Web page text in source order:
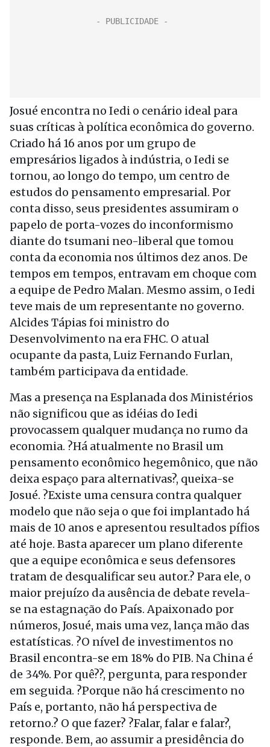
Josué encontra no Iedi o cenário ideal para
suas críticas à política econômica do governo.
Criado há 16 anos por um grupo de
empresários ligados à indústria, o Iedi se
tornou, ao longo do tempo, um centro de
estudos do pensamento empresarial. Por
conta disso, seus presidentes assumiram o
papelo de porta-vozes do inconformismo
diante do tsumani neo-liberal que tomou
conta da economia nos últimos dez anos. De
tempos em tempos, entravam em choque com
a equipe de Pedro Malan. Mesmo assim, o Iedi
teve mais de um representante no governo.
Alcides Tápias foi ministro do
Desenvolvimento na era FHC. O atual
ocupante da pasta, Luiz Fernando Furlan,
também participava da entidade.
Mas a presença na Esplanada dos Ministérios
não significou que as idéias do Iedi
provocassem qualquer mudança no rumo da
economia. ?Há atualmente no Brasil um
pensamento econômico hegemônico, que não
deixa espaço para alternativas?, queixa-se
Josué. ?Existe uma censura contra qualquer
modelo que não seja o que foi implantado há
mais de 10 anos e apresentou resultados pífios
até hoje. Basta aparecer um plano diferente
que a equipe econômica e seus defensores
tratam de desqualificar seu autor.? Para ele, o
maior prejuízo da ausência de debate revela-
se na estagnação do País. Apaixonado por
números, Josué, mais uma vez, lança mão das
estatísticas. ?O nível de investimentos no
Brasil encontra-se em 18% do PIB. Na China é
de 34%. Por quê??, pergunta, para responder
em seguida. ?Porque não há crescimento no
País e, portanto, não há perspectiva de
retorno.? O que fazer? ?Falar, falar e falar?,
responde. Bem, ao assumir a presidência do